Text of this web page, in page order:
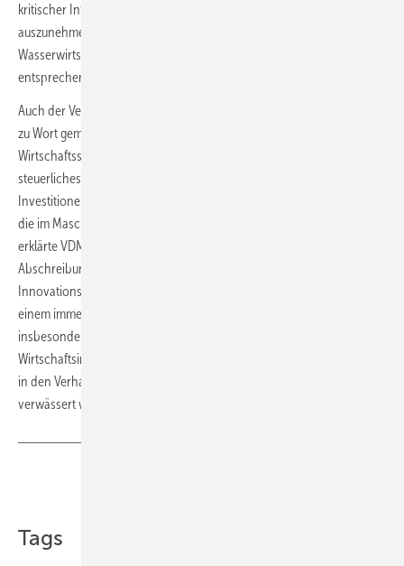
kritischer Infrastrukturen (KRITIS) von der Schuldenbremse
auszunehmen. Die Kosten für neue Schutzsysteme in der Energie- und
Wasserwirtschaft sollten über den Verteidigungshaushalt oder
entsprechende Ausnahmeregelungen finanziert werden.
Auch der Verband der Maschinen- und Anlagenbauer VDMA hat sich
zu Wort gemeldet und fordert eine klare Prioritätensetzung für den
Wirtschaftsstandort Deutschland. Dazu zähle das Gesetz für ein
steuerliches Investitionsprogramm als Anreiz für gezielte
Investitionen. „Insbesondere die Ausweitung der Forschungszulage,
die im Maschinen- und Anlagenbau eine echte Erfolgsgeschichte ist“,
erklärte VDMA-Präsident Bertram Kawlath, „sowie die degressive
Abschreibung führen zu Investitionen in die Zukunfts- und
Innovationsfähigkeit unseres Landes.“ Und weil die Unternehmen in
einem immer schärferen weltweiten Wettbewerb stünden,
insbesondere mit den USA und China, brauche es jetzt echte
Wirtschaftsimpulse wie das Investitionsprogramm. „Dieses darf nicht
in den Verhandlungen mit den Ländern in seiner Wirksamkeit
verwässert werden,“ betonte Kawlath.
Tags